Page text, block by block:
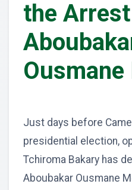
the
Ousmane
Just days before
presidential election,
Tchiroma Bakary has
Aboubakar Ousmane